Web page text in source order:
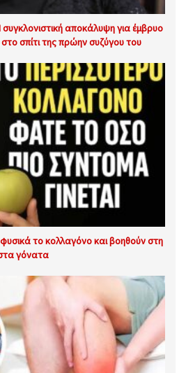
αποκάλυψη για έμβρυο
σπίτι της πρώην συζύγου του
το κολλαγόνο και βοηθούν στη
γόνατα